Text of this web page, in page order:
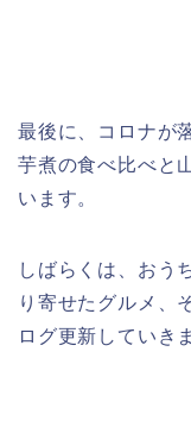
最後に、コロナが
芋煮の食べ比べと
います。
しばらくは、おう
り寄せたグルメ、
ログ更新していき